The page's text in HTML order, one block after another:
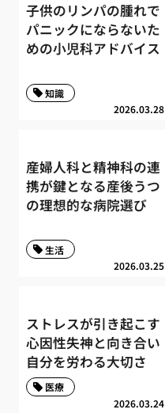
子供のリンパの腫れで
パニックにならないた
めの小児科アドバイス
2026.03.28
知識
産婦人科と精神科の連
携が鍵となる産後うつ
の理想的な病院選び
2026.03.25
生活
ストレスが引き起こす
心因性失神と向き合い
自分を労わる大切さ
2026.03.24
医療